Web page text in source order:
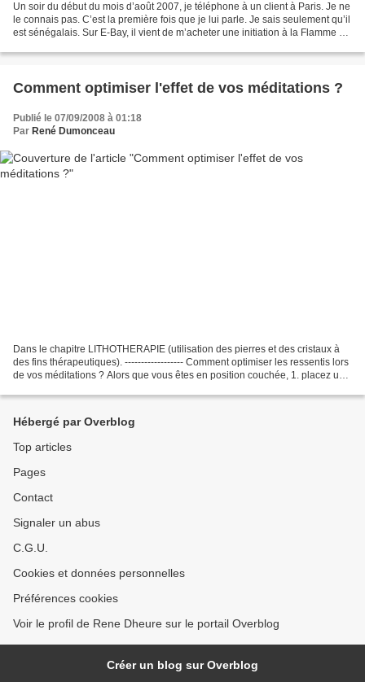
Un soir du début du mois d’août 2007, je téléphone à un client à Paris. Je ne
le connais pas. C’est la première fois que je lui parle. Je sais seulement qu’il
est sénégalais. Sur E-Bay, il vient de m’acheter une initiation à la Flamme de
Comment optimiser l'effet de vos méditations ?
Publié le 07/09/2008 à 01:18
Par René Dumonceau
Dans le chapitre LITHOTHERAPIE (utilisation des pierres et des cristaux à
des fins thérapeutiques). ------------------ Comment optimiser les ressentis lors
de vos méditations ? Alors que vous êtes en position couchée, 1. placez une
Hébergé par Overblog
Top articles
Pages
Contact
Signaler un abus
C.G.U.
Cookies et données personnelles
Préférences cookies
Voir le profil de Rene Dheure sur le portail Overblog
Créer un blog sur Overblog